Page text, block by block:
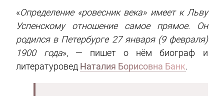
«Определение «ровесник века» имеет к Льву
Успенскому отношение самое прямое. Он
родился в Петербурге 27 января (9 февраля)
1900 года», — пишет о нём биограф и
литературовед Наталия Борисовна Банк.